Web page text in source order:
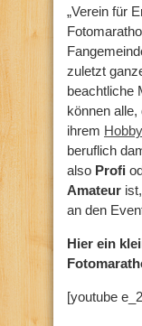
„Verein für
zuletzt
beachtliche
können alle,
ihrem Hobby
beruflich
also Profi
Amateur
an den
Hier ein
[youtube